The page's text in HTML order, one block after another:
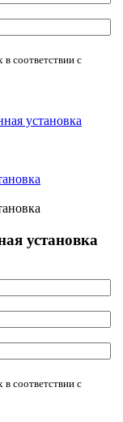
соответствии с
установка
установка
соответствии с